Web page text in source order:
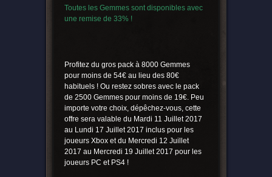
Toutes les Gemmes sont disponibles avec
une remise de 33% !
Profitez du gros pack à 8000 Gemmes
pour moins de 54€ au lieu des 80€
habituels ! Ou restez sobres avec le pack
de 2500 Gemmes pour moins de 19€. Peu
importe votre choix, dépêchez-vous, cette
offre sera valable du Mardi 11 Juillet 2017
au Lundi 17 Juillet 2017 inclus pour les
joueurs Xbox et du Mercredi 12 Juillet
2017 au Mercredi 19 Juillet 2017 pour les
joueurs PC et PS4 !